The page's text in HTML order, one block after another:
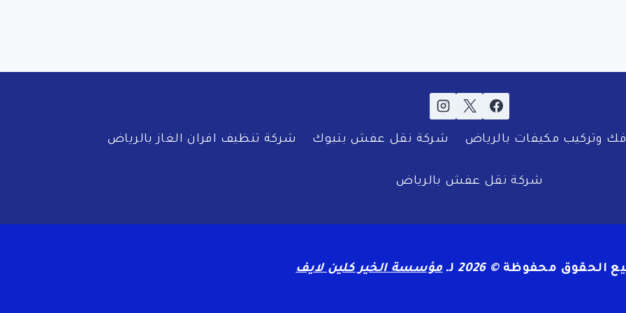
وتركيب مكيفات بالرياض شركة نقل عفش بتبوك شركة تنظيف افران الغاز بالرياض
شركة نقل عفش بالرياض
الحقوق محفوظة© 2026 لـمؤسسة الخير كلين لايف